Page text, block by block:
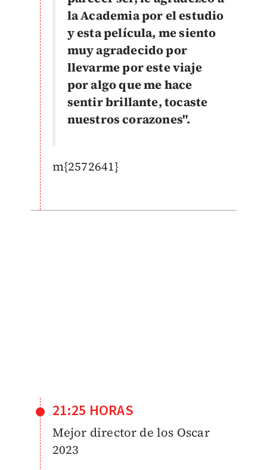
la Academia por el estudio
y esta película, me siento
muy agradecido por
llevarme por este viaje
por algo que me hace
sentir brillante, tocaste
nuestros corazones".
m{2572641}
21:25 HORAS
Mejor director de los Oscar
2023